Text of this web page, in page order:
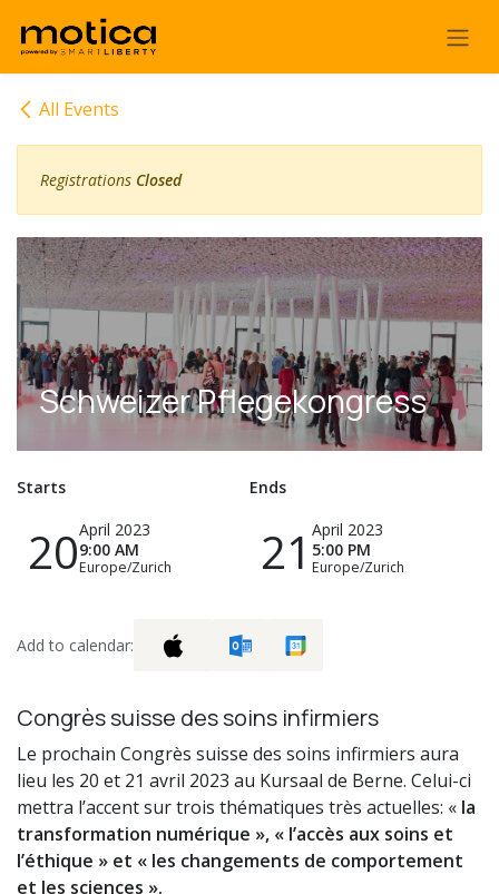
Skip to Content
All Events
Registrations Closed
Schweizer Pflegekongress
Starts
20April 2023
9:00 AM
Europe/Zurich
Ends
21 April 2023
5:00 PM
Europe/Zurich
Add to calendar:
Congrès suisse des soins infirmiers
Le prochain Congrès suisse des soins infirmiers aura
lieu les 20 et 21 avril 2023 au Kursaal de Berne. Celui-ci
mettra l’accent sur trois thématiques très actuelles: « la
transformation numérique », « l’accès aux soins et
l’éthique » et « les changements de comportement
et les sciences ».